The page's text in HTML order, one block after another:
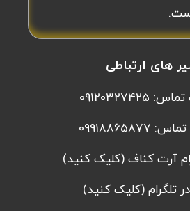
های ارتباطی
09120327425
آرت کناف (کلیک کنید)
تلگرام (کلیک کنید)